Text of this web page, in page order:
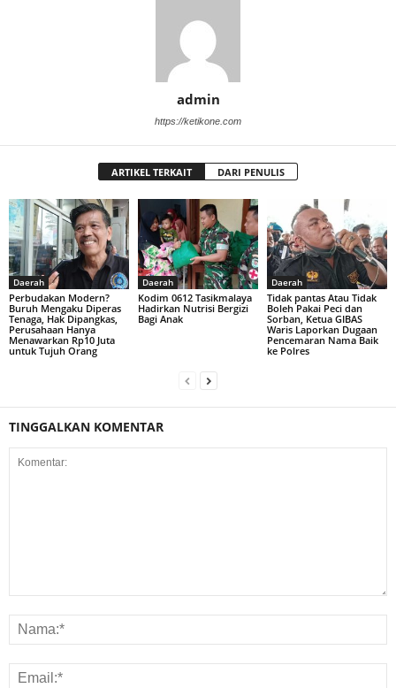
admin
https://ketikone.com
ARTIKEL TERKAIT DARI PENULIS
Daerah
Perbudakan Modern?
Buruh Mengaku Diperas
Tenaga, Hak Dipangkas,
Perusahaan Hanya
Menawarkan Rp10 Juta
untuk Tujuh Orang
Daerah
Kodim 0612 Tasikmalaya
Hadirkan Nutrisi Bergizi
Bagi Anak
Daerah
Tidak pantas Atau Tidak
Boleh Pakai Peci dan
Sorban, Ketua GIBAS
Waris Laporkan Dugaan
Pencemaran Nama Baik
ke Polres
TINGGALKAN KOMENTAR